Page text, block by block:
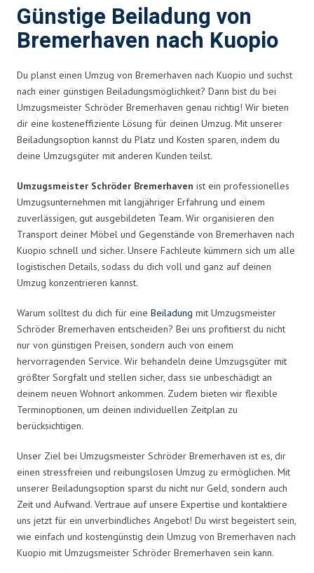
Günstige Beiladung von
Bremerhaven nach Kuopio
Du planst einen Umzug von Bremerhaven nach Kuopio und suchst
nach einer günstigen Beiladungsmöglichkeit? Dann bist du bei
Umzugsmeister Schröder Bremerhaven genau richtig! Wir bieten
dir eine kosteneffiziente Lösung für deinen Umzug. Mit unserer
Beiladungsoption kannst du Platz und Kosten sparen, indem du
deine Umzugsgüter mit anderen Kunden teilst.
Umzugsmeister Schröder Bremerhaven ist ein professionelles
Umzugsunternehmen mit langjähriger Erfahrung und einem
zuverlässigen, gut ausgebildeten Team. Wir organisieren den
Transport deiner Möbel und Gegenstände von Bremerhaven nach
Kuopio schnell und sicher. Unsere Fachleute kümmern sich um alle
logistischen Details, sodass du dich voll und ganz auf deinen
Umzug konzentrieren kannst.
Warum solltest du dich für eine Beiladung mit Umzugsmeister
Schröder Bremerhaven entscheiden? Bei uns profitierst du nicht
nur von günstigen Preisen, sondern auch von einem
hervorragenden Service. Wir behandeln deine Umzugsgüter mit
größter Sorgfalt und stellen sicher, dass sie unbeschädigt an
deinem neuen Wohnort ankommen. Zudem bieten wir flexible
Terminoptionen, um deinen individuellen Zeitplan zu
berücksichtigen.
Unser Ziel bei Umzugsmeister Schröder Bremerhaven ist es, dir
einen stressfreien und reibungslosen Umzug zu ermöglichen. Mit
unserer Beiladungsoption sparst du nicht nur Geld, sondern auch
Zeit und Aufwand. Vertraue auf unsere Expertise und kontaktiere
uns jetzt für ein unverbindliches Angebot! Du wirst begeistert sein,
wie einfach und kostengünstig dein Umzug von Bremerhaven nach
Kuopio mit Umzugsmeister Schröder Bremerhaven sein kann.